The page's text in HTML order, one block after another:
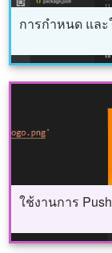
การกำหนด และ
ใช้งานการ